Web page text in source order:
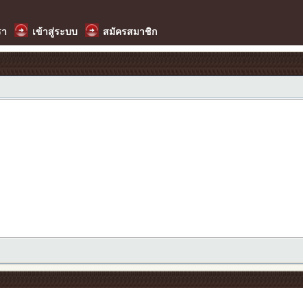
เข้าสู่ระบบ สมัครสมาชิก